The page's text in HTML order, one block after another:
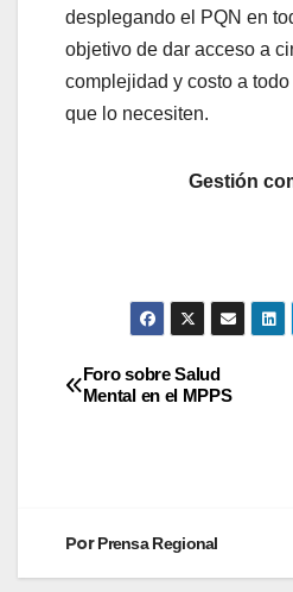
desplegando el PQN en
objetivo de dar acceso a
complejidad y costo a
que lo necesiten.
Gestión
Foro sobre Salud
Mental en el MPPS
PorPrensa Regional